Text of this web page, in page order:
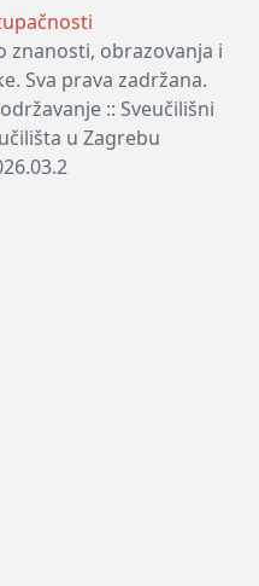
znanosti, obrazovanja i
Sva prava zadržana.
:: Sveučilišni
u Zagrebu